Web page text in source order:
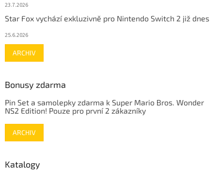
23.7.2026
Star Fox vychází exkluzivně pro Nintendo Switch 2 již dnes
25.6.2026
ARCHIV
Bonusy zdarma
Pin Set a samolepky zdarma k Super Mario Bros. Wonder
NS2 Edition! Pouze pro první 2 zákazníky
ARCHIV
Katalogy